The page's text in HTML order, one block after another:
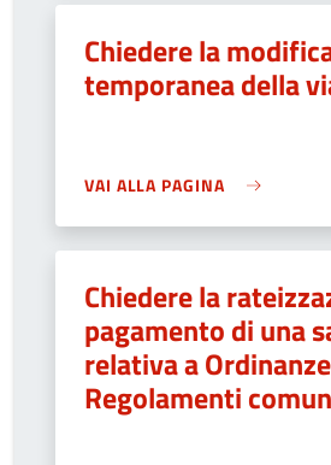
Chiedere la
temporanea della
VAI ALLA PAGINA
Chiedere la
pagamento di una
relativa a
Regolamenti